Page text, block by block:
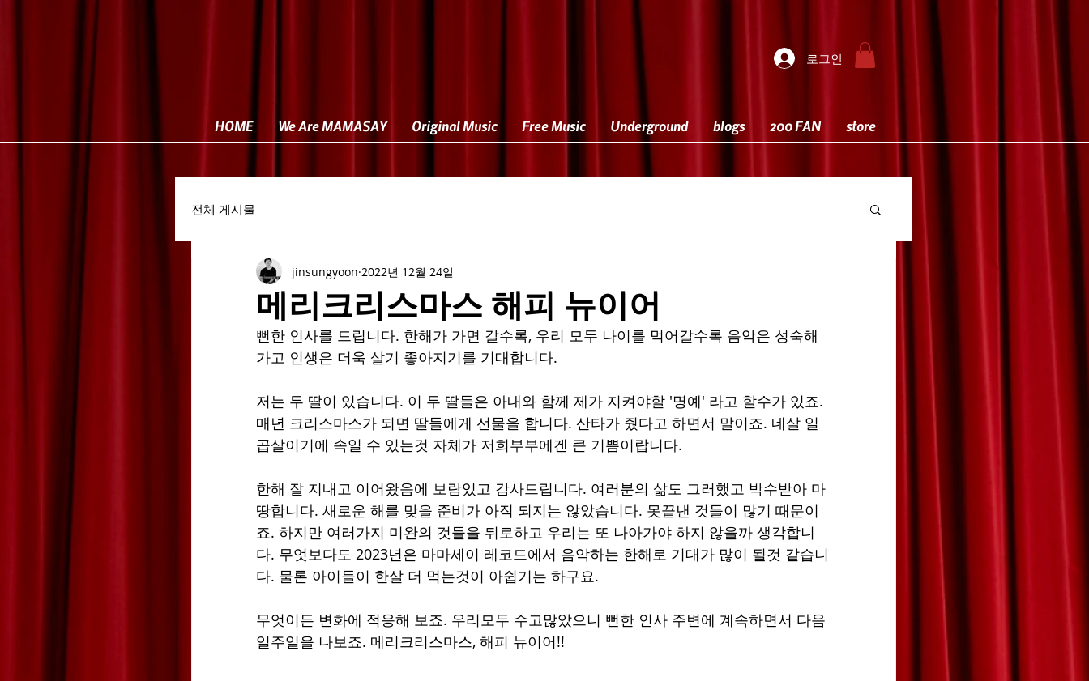
로그인
HOME We Are MAMASAY Original Music Free Music Underground blogs 200 FAN store
전체 게시물
메리크리스마스 해피 뉴이어
jinsungyoon 2022년 12월 24일
뻔한 인사를 드립니다. 한해가 가면 갈수록, 우리 모두 나이를 먹어갈수록 음악은 성숙해
가고 인생은 더욱 살기 좋아지기를 기대합니다.
저는 두 딸이 있습니다. 이 두 딸들은 아내와 함께 제가 지켜야할 '명예' 라고 할수가 있죠.
매년 크리스마스가 되면 딸들에게 선물을 합니다. 산타가 줬다고 하면서 말이죠. 네살 일
곱살이기에 속일 수 있는것 자체가 저희부부에겐 큰 기쁨이랍니다.
한해 잘 지내고 이어왔음에 보람있고 감사드립니다. 여러분의 삶도 그러했고 박수받아 마
땅합니다. 새로운 해를 맞을 준비가 아직 되지는 않았습니다. 못끝낸 것들이 많기 때문이
죠. 하지만 여러가지 미완의 것들을 뒤로하고 우리는 또 나아가야 하지 않을까 생각합니
다. 무엇보다도 2023년은 마마세이 레코드에서 음악하는 한해로 기대가 많이 될것 같습니
다. 물론 아이들이 한살 더 먹는것이 아쉽기는 하구요.
무엇이든 변화에 적응해 보죠. 우리모두 수고많았으니 뻔한 인사 주변에 계속하면서 다음
일주일을 나보죠. 메리크리스마스, 해피 뉴이어!!